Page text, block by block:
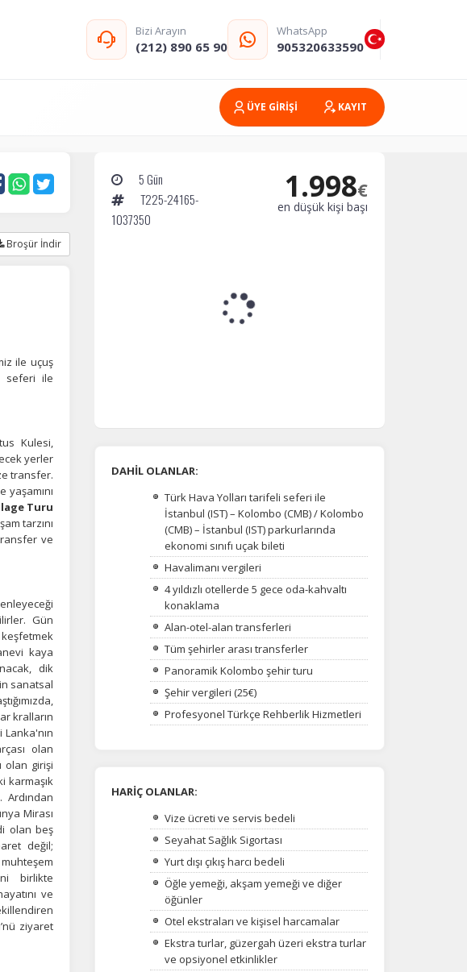
Bizi Arayın
(212) 890 65 90
WhatsApp
905320633590
ÜYE GİRİŞİ KAYIT
Broşür İndir
ile uçuş
seferi ile
Kulesi,
yerler
transfer.
Turu
tarzını
ve
Gün
keşfetmek
kaya
dik
sanatsal
kralların
olan
olan girişi
karmaşık
Ardından
Mirası
olan beş
değil;
birlikte
ve
ziyaret
5 Gün
T225-24165-
1037350
1.998€
en düşük kişi başı
DAHİL OLANLAR:
Türk Hava Yolları tarifeli seferi ile
İstanbul (IST) – Kolombo (CMB) / Kolombo
(CMB) – İstanbul (IST) parkurlarında
ekonomi sınıfı uçak bileti
Havalimanı vergileri
4 yıldızlı otellerde 5 gece oda-kahvaltı
konaklama
Alan-otel-alan transferleri
Tüm şehirler arası transferler
Panoramik Kolombo şehir turu
Şehir vergileri (25€)
Profesyonel Türkçe Rehberlik Hizmetleri
HARİÇ OLANLAR:
Vize ücreti ve servis bedeli
Seyahat Sağlık Sigortası
Yurt dışı çıkış harcı bedeli
Öğle yemeği, akşam yemeği ve diğer
öğünler
Otel ekstraları ve kişisel harcamalar
Ekstra turlar, güzergah üzeri ekstra turlar
ve opsiyonel etkinlikler